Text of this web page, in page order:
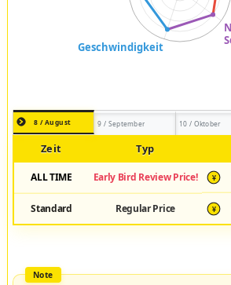
8 / August 9 / September 10 / Oktober
Zeit Typ
ALL TIME Early Bird Review Price! ¥
Standard Regular Price ¥